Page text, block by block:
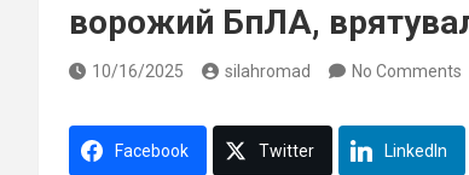
ворожий БпЛА,
10/16/2025 silahromad No Comments
Facebook Twitter LinkedIn